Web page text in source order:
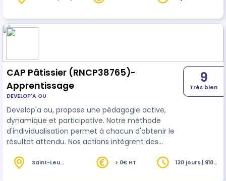
importants dans notre vie personnelle et
professionnelle. Ce troisième niveau de
CAP Pâtissier (RNCP38765)-
Apprentissage
DEVELOP'A OU
Develop'a ou, propose une pédagogie active,
dynamique et participative. Notre méthode
d'individualisation permet à chacun d'obtenir le
résultat attendu. Nos actions intègrent des
savoir acquis.
9
Très bien
Saint-Leu
> 0€ HT
130 jours | 910